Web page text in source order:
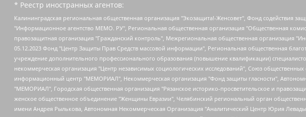
* Реестр иностранных агентов:
Калининградская региональная общественная организация "Экозащита!-Женсовет", Фонд содействия защите прав и свобод граждан "Общественный вердикт", Фонд "Институт Развития Свободы Информации", Частное учреждение "Информационное агентство МЕМО. РУ", Региональная общественная организация "Общественная комиссия по сохранению наследия академика Сахарова", Фонд поддержки свободы прессы, Санкт-Петербургская общественная правозащитная организация "Гражданский контроль", Межрегиональная общественная организация "Информационно-просветительский центр "Мемориал", Региональный Фонд "Центр Защиты Прав Средств Массовой Информации", с 05.12.2023 Фонд "Центр Защиты Прав Средств массовой информации", Региональная общественная благотворительная организация помощи беженцам и мигрантам "Гражданское содействие", Негосударственное образовательное учреждение дополнительного профессионального образования (повышение квалификации) специалистов "АКАДЕМИЯ ПО ПРАВАМ ЧЕЛОВЕКА", Свердловская региональная общественная организация "Сутяжник", Автономная некоммерческая организация "Центр независимых социологических исследований", Союз общественных объединений "Российский исследовательский центр по правам человека", Региональное общественное учреждение научно-информационный центр "МЕМОРИАЛ", Некоммерческая организация "Фонд защиты гласности", Автономная некоммерческая организация "Институт прав человека", Городская общественная организация "Екатеринбургское общество "МЕМОРИАЛ", Городская общественная организация "Рязанское историко-просветительское и правозащитное общество "Мемориал" (Рязанский Мемориал), Челябинский региональный орган общественной самодеятельности – женское общественное объединение "Женщины Евразии", Челябинский региональный орган общественной самодеятельности "Уральская правозащитная группа", Фонд содействия защите здоровья и социальной справедливости имени Андрея Рылькова, Автономная Некоммерческая Организация "Аналитический Центр Юрия Левады", Автономная некоммерческая организация социальной поддержки населения "Проект Апрель", Региональная общественная организация помощи женщинам и детям, находящимся в кризисной ситуации "Информационно-методический центр "Анна", Фонд содействия развитию массовых коммуникаций и правовому просвещению "Так-так-Так", Фонд содействия устойчивому развитию "Серебряная тайга", Свердловский региональный общественный фонд социальных проектов "Новое время", "Idel.Реалии", Кавказ.Реалии, Крым.Реалии, Телеканал Настоящее Время, Татаро-башкирская служба Радио Свобода (Azatliq Radiosi), Радио Свободная Европа/Радио Свобода (PCE/PC), "Сибирь.Реалии", "Фактограф", Благотворительный фонд помощи осужденным и их семьям, Автономная некоммерческая организация "Институт глобализации и социальных движений", Фонд "В защиту прав заключенных", Частное учреждение "Центр поддержки и содействия развитию средств массовой информации", Пензенский региональный общественный благотворительный фонд "Гражданский союз", "Север.Реалии", Некоммерческая организация Фонд "Правовая инициатива", Общество с ограниченной ответственностью "Радио Свободная Европа/Радио Свобода", Чешское информационное агентство "MEDIUM-ORIENT", Красноярская региональная общественная организация "Мы против СПИДа", Камалягин Денис Николаевич, Маркелов Сергей Евгеньевич, Пономарев Лев Александрович, Савицкая Людмила Алексеевна, Автономная некоммерческая организация "Центр по работе с проблемой насилия "НАСИЛИЮ.НЕТ", Межрегиональный профессиональный союз работников здравоохранения "Альянс врачей", Юридическое лицо, зарегистрированное в Латвийской Республике, SIA "Medusa Project" (регистрационный номер 40103797863, дата регистрации 10.06.2014), Некоммерческая организация "Фонд по борьбе с коррупцией", Автономная некоммерческая организация "Институт права и публичной политики", Баданин Роман Сергеевич, Гликин Максим Александрович, Железнова Мария Михайловна, Лукьянова Юлия Сергеевна, Маетная Елизавета Витальевна, Маняхин Петр Борисович, Чуракова Ольга Владимировна, Ярош Юлия Петровна, Юридическое лицо "The Insider SIA", зарегистрированное в Риге, Латвийская Республика (дата регистрации 26.06.2015), являющееся администратором доменного имени интернет-издания "The Insider SIA", https://theins.ru, Постернак Алексей Евгеньевич, Рубин Михаил Аркадьевич, Анин Роман Александрович, Юридическое лицо Istories fonds, зарегистрированное в Латвийской Республике (регистрационный номер 50008295751, дата регистрации 24.02.2020), Великовский Дмитрий Александрович,